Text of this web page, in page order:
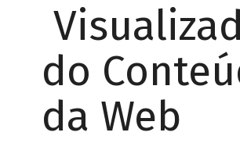
do
da Web